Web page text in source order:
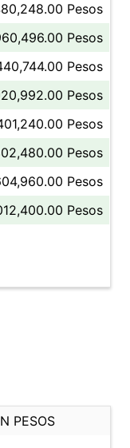
Pesos
Pesos
Pesos
Pesos
Pesos
Pesos
Pesos
Pesos
PESOS